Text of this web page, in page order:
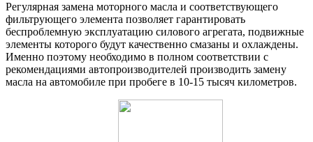
Регулярная замена моторного масла и соответствующего
фильтрующего элемента позволяет гарантировать
беспроблемную эксплуатацию силового агрегата, подвижные
элементы которого будут качественно смазаны и охлаждены.
Именно поэтому необходимо в полном соответствии с
рекомендациями автопроизводителей производить замену
масла на автомобиле при пробеге в 10-15 тысяч километров.